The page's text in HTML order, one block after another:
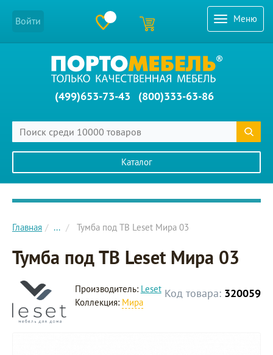
Меню
Войти
(499)653-73-43 (800)333-63-86
Каталог
Главное меню сайта
Главная ... Тумба под ТВ Leset Мира 03
Тумба под ТВ Leset Мира 03
Код товара: 320059
Производитель: Leset
Коллекция: Мира